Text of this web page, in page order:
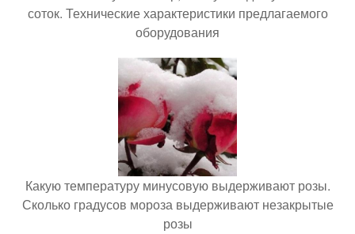
соток. Технические характеристики предлагаемого
оборудования
Какую температуру минусовую выдерживают розы.
Сколько градусов мороза выдерживают незакрытые
розы